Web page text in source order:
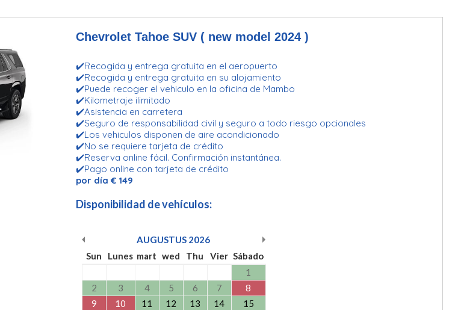
Chevrolet Tahoe SUV ( new model 2024 )
✔️Recogida y entrega gratuita en el aeropuerto
✔️Recogida y entrega gratuita en su alojamiento
✔️Puede recoger el vehiculo en la oficina de Mambo
✔️Kilometraje ilimitado
✔️Asistencia en carretera
✔️Seguro de responsabilidad civil y seguro a todo riesgo opcionales
✔️Los vehiculos disponen de aire acondicionado
✔️No se requiere tarjeta de crédito
✔️Reserva online fácil. Confirmación instantánea.
✔️Pago online con tarjeta de crédito
por día € 149
Disponibilidad de vehículos:
AUGUSTUS 2026
Sun
Lunes mart wed Thu Vier Sábado
1
2
3 4 5 6 7
8
9
10 11 12 13 14
15